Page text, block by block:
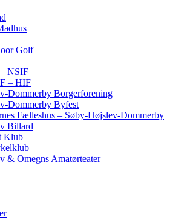
Golf
NSIF
– HIF
Dommerby Borgerforening
Dommerby Byfest
Fælleshus – Søby-Højslev-Dommerby
Billard
Klub
& Omegns Amatørteater